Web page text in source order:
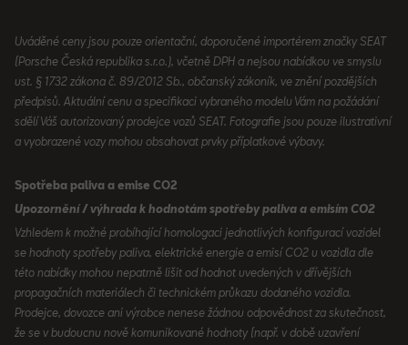
Uváděné ceny jsou pouze orientační, doporučené importérem značky SEAT
(Porsche Česká republika s.r.o.), včetně DPH a nejsou nabídkou ve smyslu
ust. § 1732 zákona č. 89/2012 Sb., občanský zákoník, ve znění pozdějších
předpisů. Aktuální cenu a specifikaci vybraného modelu Vám na požádání
sdělí Váš autorizovaný prodejce vozů SEAT. Fotografie jsou pouze ilustrativní
a vyobrazené vozy mohou obsahovat prvky příplatkové výbavy.
Spotřeba paliva a emise CO2
Upozornění / výhrada k hodnotám spotřeby paliva a emisím CO2
Vzhledem k možné probíhající homologaci jednotlivých konfigurací vozidel
se hodnoty spotřeby paliva, elektrické energie a emisí CO2 u vozidla dle
této nabídky mohou nepatrně lišit od hodnot uvedených v dřívějších
propagačních materiálech či technickém průkazu dodaného vozidla.
Prodejce, dovozce ani výrobce nenese žádnou odpovědnost za skutečnost,
že se v budoucnu nově komunikované hodnoty (např. v době uzavření